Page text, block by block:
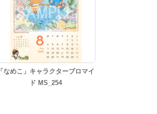
「なめこ」キャラクターブロマイ
ド MS_254